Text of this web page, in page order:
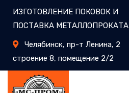
ИЗГОТОВЛЕНИЕ ПОКОВОК И
ПОСТАВКА МЕТАЛЛОПРОКАТА
Челябинск, пр-т Ленина, 2
строение 8, помещение 2/2